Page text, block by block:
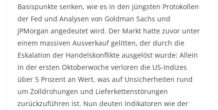
Basispunkte senken, wie es in den jüngsten Protokollen
der Fed und Analysen von Goldman Sachs und
JPMorgan angedeutet wird. Der Markt hatte zuvor unter
einem massiven Ausverkauf gelitten, der durch die
Eskalation der Handelskonflikte ausgelöst wurde: Allein
in der ersten Oktoberwoche verloren die US-Indizes
über 5 Prozent an Wert, was auf Unsicherheiten rund
um Zolldrohungen und Lieferkettenstörungen
zurückzuführen ist. Nun deuten Indikatoren wie der